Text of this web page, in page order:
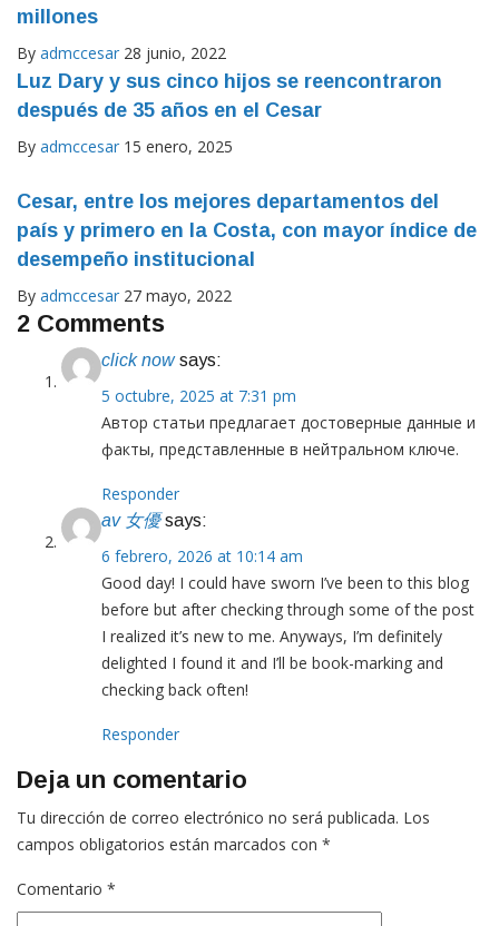
Byadmccesar
Luz Dary y sus cinco hijos se reencontraron
después de 35 años en el Cesar
Byadmccesar 15 enero, 2025
país y primero en la Costa, con mayor índice de
desempeño institucional
Byadmccesar 27 mayo, 2022
2 Comments
click now
5 octubre, 2025 at 7:31 pm
Автор статьи предлагает достоверные данные и
факты, представленные в нейтральном ключе.
Responder
av 女優 says:
6 febrero, 2026 at 10:14 am
Good day! I could have sworn I’ve been to this blog
before but after checking through some of the post
I realized it’s new to me. Anyways, I’m definitely
delighted I found it and I’ll be book-marking and
checking back often!
Responder
Deja un comentario
Tu dirección de correo electrónico no será publicada.
campos obligatorios están marcados con *
Comentario*